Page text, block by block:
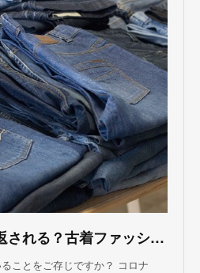
流行は20年で繰り返される？古着ファッションブーム再燃のワケ｜静岡新聞アットエス
ことをご存じですか？ コロナ